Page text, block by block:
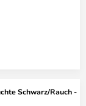
Schwarz/Rauch -